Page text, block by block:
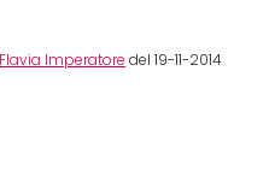
Flavia Imperatore del 19-11-2014